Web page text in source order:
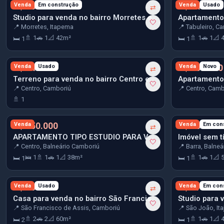
Venda Em construção
⇄
🤍
R$ 534.000
Studio para venda no bairro Morretes em Itapema
📍 Morretes, Itapema
🛏 1 🚿 1🚗 1 📐 42m²
Venda Usado
R$ 540.000
📍 Tabuleiro,
🛏 1 🚿 1🚗 1 📐
Venda Usado
⇄
🤍
R$ 549.000
Terreno para venda no bairro Centro em Camboriú
📍 Centro, Camboriú
🚿 1
Venda Novo
R$ 550.000
📍 Centro,
Venda
⇄
🤍
R$ 550.000
APARTAMENTO TIPO ESTUDIO PARA VENDA NO CENTRO DE BALNEÁRIO CAMBORIU
📍 Centro, Balneário Camboriú
🛏 1🛌 1 🚿 1🚗 1 📐 38m²
Venda Em
R$ 554.784
Imóvel sem
📍 Barra,
🛏 1 🚿 1🚗 1 📐
Venda Usado
⇄
🤍
R$ 560.000
Casa para venda no bairro São Francisco de Assis em Camboriú
📍 São Francisco de Assis, Camboriú
🛏 2🚿 2🚗 2📐 60m²
Venda Em
R$ 570.480
📍 São João,
🛏 1 🚿 1🚗 1 📐